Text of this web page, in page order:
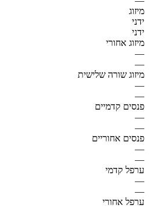
מיזוג
ידני
ידני
מיזוג אחורי
—
—
מיזוג שורה שלישית
—
—
פנסים קדמיים
—
—
פנסים אחוריים
—
—
ערפל קדמי
—
—
ערפל אחורי